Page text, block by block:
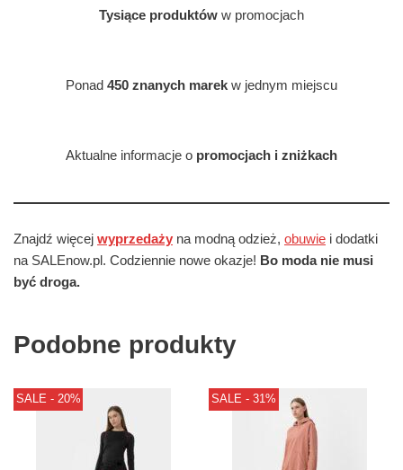
Tysiące produktów w promocjach
Ponad 450 znanych marek w jednym miejscu
Aktualne informacje o promocjach i zniżkach
Znajdź więcej wyprzedaży na modną odzież, obuwie i dodatki
na SALEnow.pl. Codziennie nowe okazje! Bo moda nie musi
być droga.
Podobne produkty
SALE - 20% SALE - 31%